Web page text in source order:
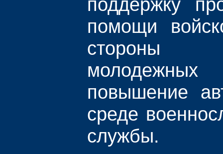
помощи
стороны
повышение
среде
службы.